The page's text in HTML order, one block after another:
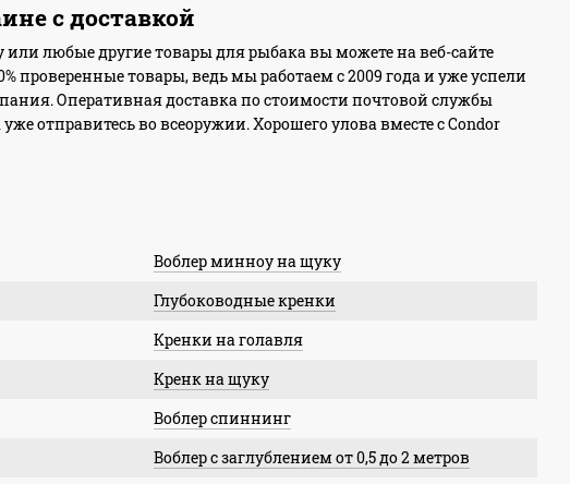
с доставкой
любые другие товары для рыбака вы можете на веб-сайте
проверенные товары, ведь мы работаем с 2009 года и уже успели
Оперативная доставка по стоимости почтовой службы
отправитесь во всеоружии. Хорошего улова вместе с Condor
Воблер минноу на щуку
Глубоководные кренки
Кренки на голавля
Кренк на щуку
Воблер спиннинг
Воблер с заглублением от 0,5 до 2 метров